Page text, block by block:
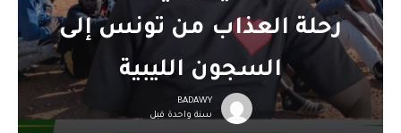
رحلة العذاب من تونس إلى
السجون الليبية
BADAWY
سنة واحدة قبل